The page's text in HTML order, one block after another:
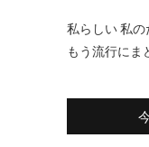
私らしい 私
もう流行にま